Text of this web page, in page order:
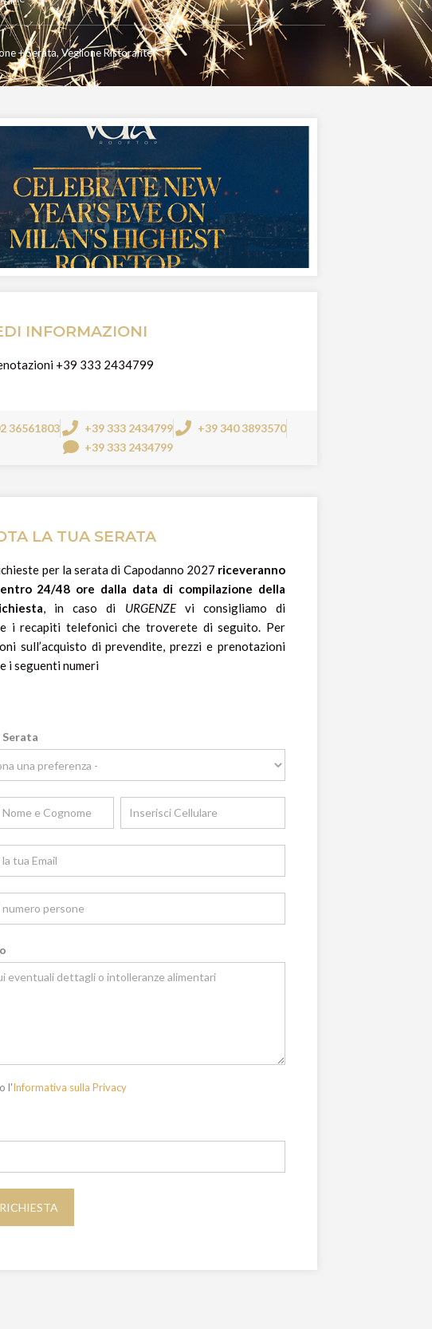
+ Serata, Veglione Ristorante
INFORMAZIONI
+39 333 2434799
36561803 +39 333 2434799
+39 340 3893570
+39 333 2434799
LA TUA SERATA
per la serata di Capodanno 2027 riceveranno
24/48 ore dalla data di compilazione della
, in caso di URGENZEvi consigliamo di
i recapiti telefonici che troverete di seguito. Per
sull’acquisto di prevendite, prezzi e prenotazioni
i seguenti numeri
l'Informativa sulla Privacy